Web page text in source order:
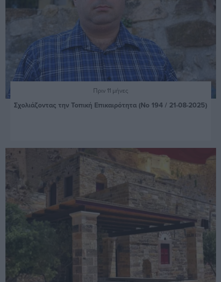
Πριν 11 μήνες
Σχολιάζοντας την Τοπική Επικαιρότητα (Νο 194 / 21-08-2025)